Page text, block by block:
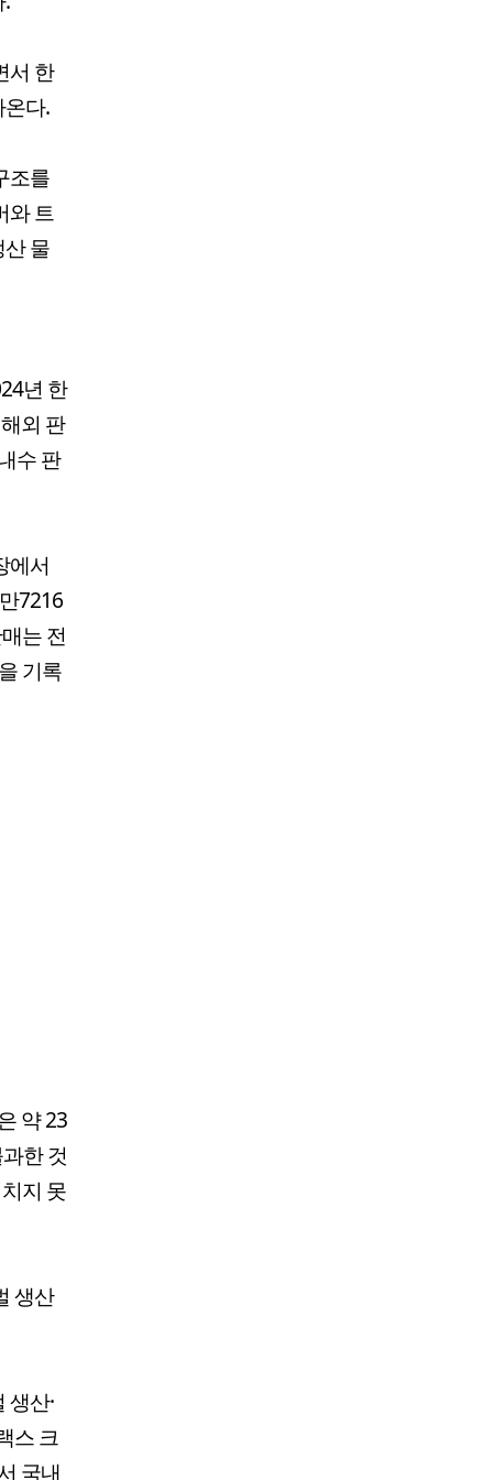
서 한
다.
조를
와 트
물
년 한
외 판
수 판
에서
7216
는 전
기록
약 23
한 것
지 못
생산
산·
스 크
국내